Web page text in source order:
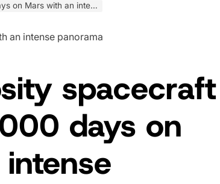
with an intense panorama
spacecraft
days on